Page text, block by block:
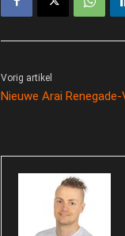
Vorig artikel
Nieuwe Arai Renegade-